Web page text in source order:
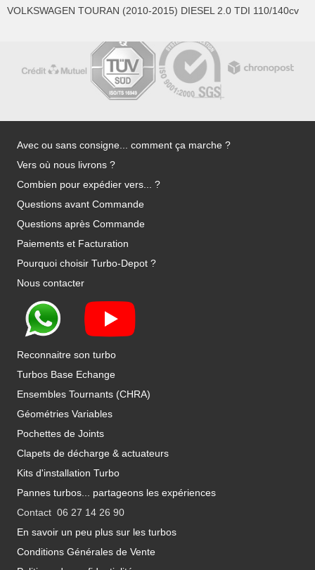
VOLKSWAGEN TOURAN (2010-2015) DIESEL 2.0 TDI 110/140cv
Avec ou sans consigne... comment ça marche ?
Vers où nous livrons ?
Combien pour expédier vers... ?
Questions avant Commande
Questions après Commande
Paiements et Facturation
Pourquoi choisir Turbo-Depot ?
Nous contacter
Reconnaitre son turbo
Turbos Base Echange
Ensembles Tournants (CHRA)
Géométries Variables
Pochettes de Joints
Clapets de décharge & actuateurs
Kits d'installation Turbo
Pannes turbos... partageons les expériences
Contact 06 27 14 26 90
En savoir un peu plus sur les turbos
Conditions Générales de Vente